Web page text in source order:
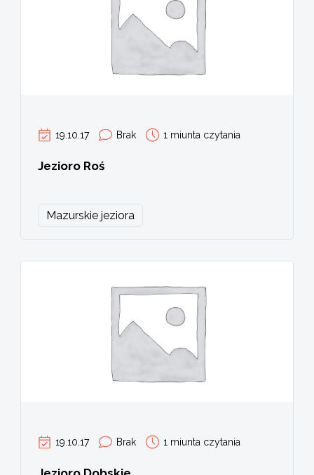
19.10.17 Brak 1 miunta czytania
Jezioro Roś
Mazurskie jeziora
19.10.17 Brak 1 miunta czytania